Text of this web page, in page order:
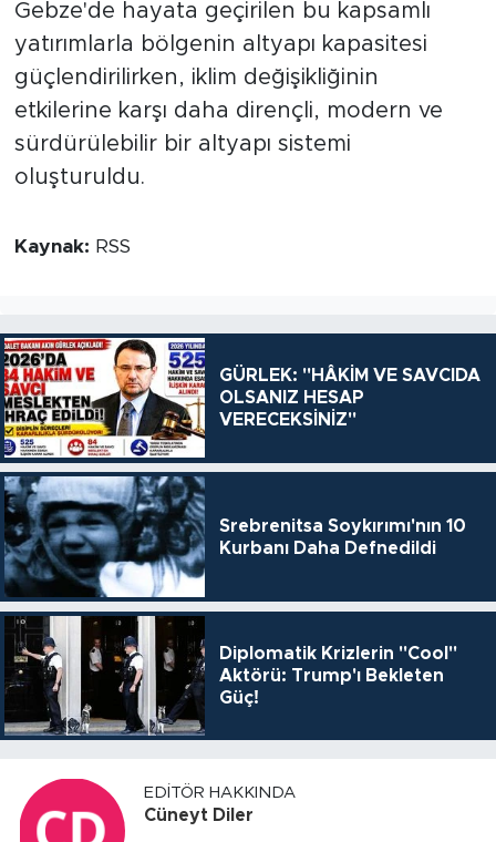
Gebze'de hayata geçirilen bu kapsamlı
yatırımlarla bölgenin altyapı kapasitesi
güçlendirilirken, iklim değişikliğinin
etkilerine karşı daha dirençli, modern ve
sürdürülebilir bir altyapı sistemi
oluşturuldu.
Kaynak: RSS
GÜRLEK: "HÂKİM VE SAVCIDA
OLSANIZ HESAP
VERECEKSİNİZ"
Srebrenitsa Soykırımı'nın 10
Kurbanı Daha Defnedildi
Diplomatik Krizlerin "Cool"
Aktörü: Trump'ı Bekleten
Güç!
EDITÖR HAKKINDA
Cüneyt Diler